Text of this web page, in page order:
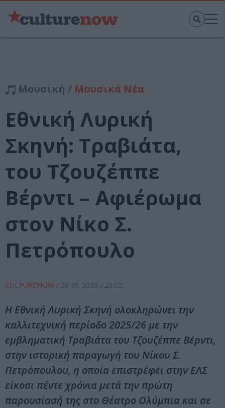
Μουσική / Μουσικά Νέα
Εθνική Λυρική
Σκηνή: Τραβιάτα,
του Τζουζέππε
Βέρντι – Αφιέρωμα
στον Νίκο Σ.
Πετρόπουλο
CULTURENOW / 29-06-2026 / 20:02
Η Εθνική Λυρική Σκηνή ολοκληρώνει την
καλλιτεχνική περίοδο 2025/26 με την
εμβληματική Τραβιάτα του Τζουζέππε Βέρντι,
στην ιστορική παραγωγή του Νίκου Σ.
Πετρόπουλου, η οποία επιστρέφει στην ΕΛΣ
είκοσι πέντε χρόνια μετά την πρώτη
παρουσίασή της στο Θέατρο Ολύμπια και σε